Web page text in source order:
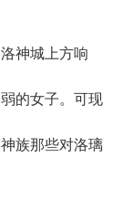
神城上方响
的女子。可现
族那些对洛璃